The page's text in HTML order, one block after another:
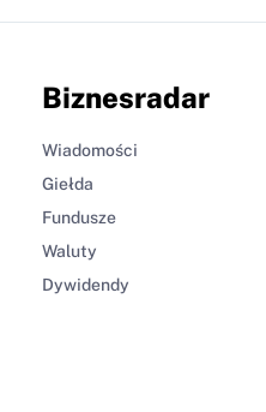
Biznesradar
Wiadomości
Giełda
Fundusze
Waluty
Dywidendy